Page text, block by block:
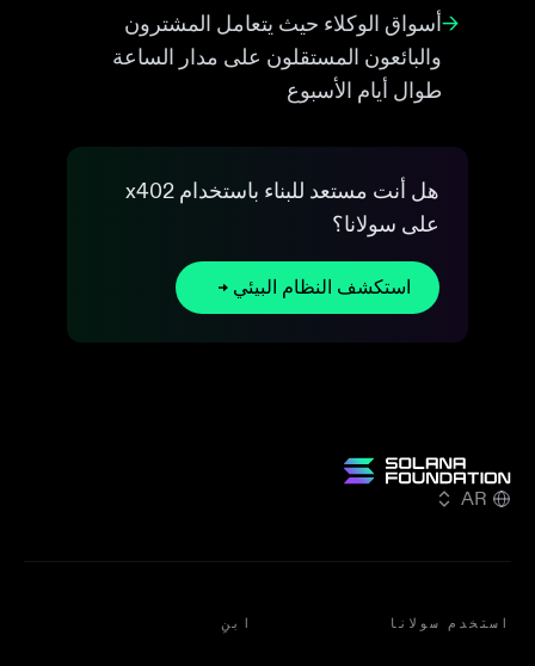
→أسواق الوكلاء حيث يتعامل المشترون
والبائعون المستقلون على مدار الساعة
طوال أيام الأسبوع
هل أنت مستعد للبناء باستخدام x402
على سولانا؟
استكشف النظام البيئي
AR
استخدم سولانا ابنِ